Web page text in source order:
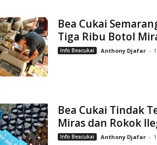
Bea Cukai
Tiga Ribu Botol
Info Beacukai Anthony Djafar -
Bea Cukai Tindak
Miras dan Rokok
Info Beacukai Anthony Djafar -